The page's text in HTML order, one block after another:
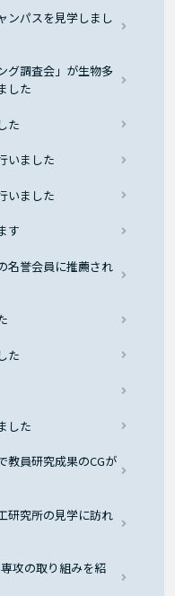
ンパスを見学しまし
グ調査会」が生物多
した
た
いました
いました
す
名誉会員に推薦され
た
した
教員研究成果のCGが
研究所の見学に訪れ
攻の取り組みを紹